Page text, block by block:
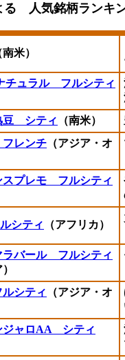
る 人気銘柄ランキ
南米）
チュラル フルシティ
豆 シティ （南米）
レンチ （アジア・オ
プレモ フルシティ
シティ （アフリカ）
バール フルシティ
シティ
（アジア・オ
ャロAA シティ